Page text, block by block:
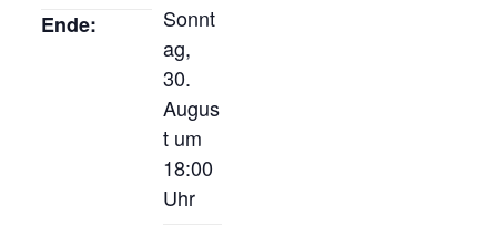
Ende:
Sonnt
ag,
30.
Augus
t um
18:00
Uhr